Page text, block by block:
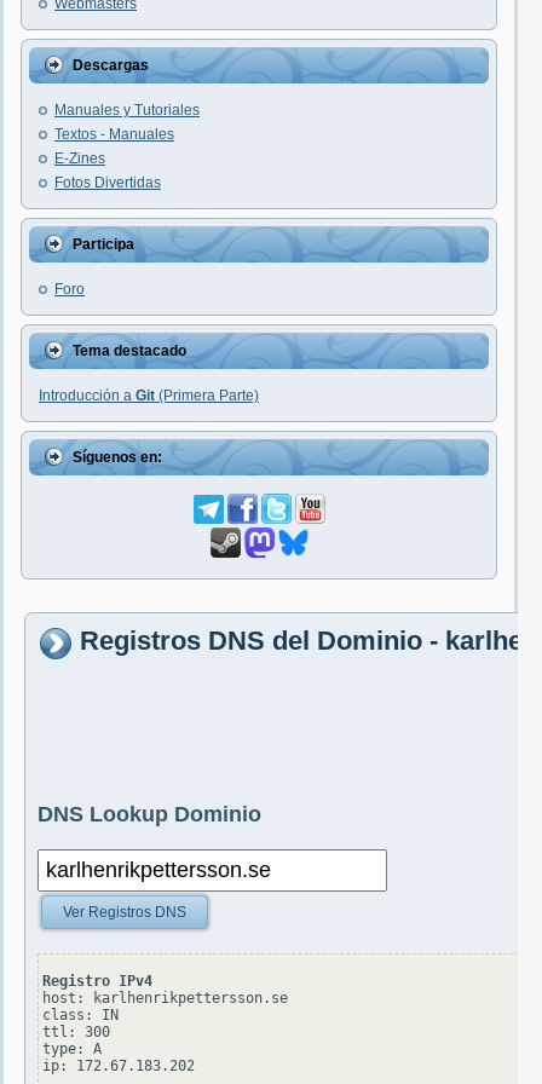
Webmasters
Descargas
Manuales y Tutoriales
Textos - Manuales
E-Zines
Fotos Divertidas
Participa
Foro
Tema destacado
Introducción a Git (Primera Parte)
Síguenos en:
Registros DNS del Dominio -
DNS Lookup Dominio
Ver Registros DNS
Registro IPv4
host: karlhenrikpettersson.se
class: IN
ttl: 300
type: A